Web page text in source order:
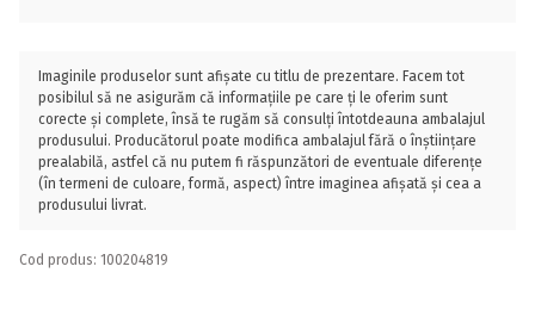
Imaginile produselor sunt afișate cu titlu de prezentare. Facem tot
posibilul să ne asigurăm că informațiile pe care ți le oferim sunt
corecte și complete, însă te rugăm să consulți întotdeauna ambalajul
produsului. Producătorul poate modifica ambalajul fără o înștiințare
prealabilă, astfel că nu putem fi răspunzători de eventuale diferențe
(în termeni de culoare, formă, aspect) între imaginea afișată și cea a
produsului livrat.
Cod produs: 100204819